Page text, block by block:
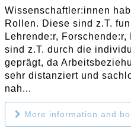
Wissenschaftler:innen
Rollen. Diese sind z.T.
Lehrende:r,
sind z.T. durch die
geprägt, da
sehr distanziert und
nah...
More information and